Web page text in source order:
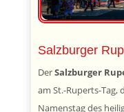
Salzburger
DerSalzburger
am St.-Ruperts-Tag,
Namenstag des